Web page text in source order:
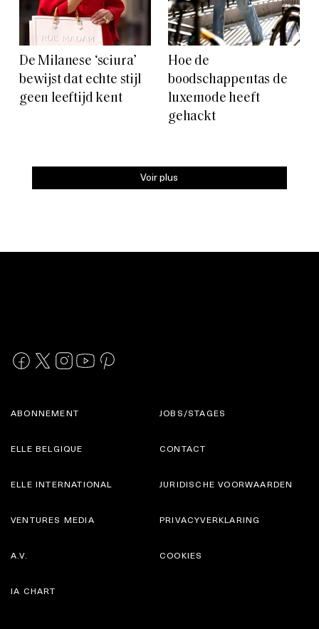
De Milanese ‘sciura’
bewijst dat echte stijl
geen leeftijd kent
Hoe de
boodschappentas de
luxemode heeft
gehackt
Voir plus
ABONNEMENT
ELLE BELGIQUE
JOBS/STAGES
CONTACT
ELLE INTERNATIONAL
VENTURES MEDIA
JURIDISCHE VOORWAARDEN
PRIVACYVERKLARING
A.V.
IA CHART
COOKIES